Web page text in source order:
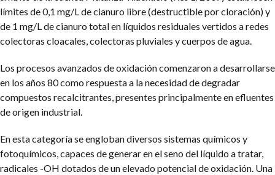
límites de 0,1 mg/L de cianuro libre (destructible por cloración) y
de 1 mg/L de cianuro total en líquidos residuales vertidos a redes
colectoras cloacales, colectoras pluviales y cuerpos de agua.
Los procesos avanzados de oxidación comenzaron a desarrollarse
en los años 80 como respuesta a la necesidad de degradar
compuestos recalcitrantes, presentes principalmente en efluentes
de origen industrial.
En esta categoría se engloban diversos sistemas químicos y
fotoquímicos, capaces de generar en el seno del líquido a tratar,
radicales -OH dotados de un elevado potencial de oxidación. Una